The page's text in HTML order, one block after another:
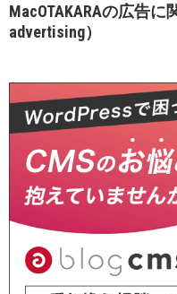
MacOTAKARAの広告に
advertising）